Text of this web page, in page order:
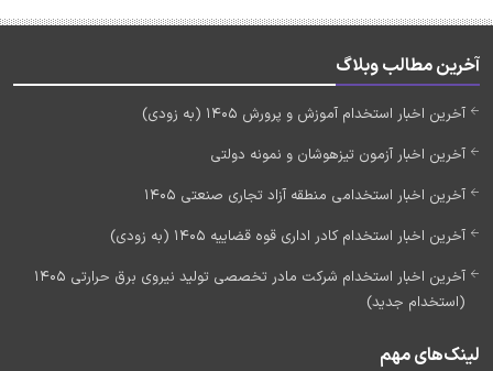
آخرین مطالب وبلاگ
آخرین اخبار استخدام آموزش و پرورش 1405 (به زودی)
آخرین اخبار آزمون تیزهوشان و نمونه دولتی
آخرین اخبار استخدامی منطقه آزاد تجاری صنعتی 1405
آخرین اخبار استخدام کادر اداری قوه قضاییه 1405 (به زودی)
آخرین اخبار استخدام شرکت مادر تخصصی تولید نیروی برق حرارتی 1405
(استخدام جدید)
لینک‌های مهم